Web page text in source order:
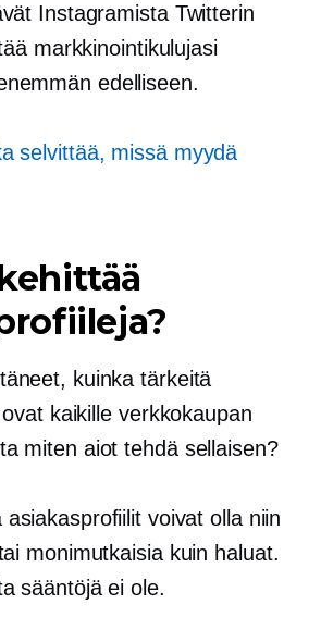
Instagramista Twitterin
markkinointikulujasi
edelliseen.
selvittää, missä myydä
kuinka tärkeitä
kaikille verkkokaupan
miten aiot tehdä sellaisen?
voivat olla niin
monimutkaisia ​​kuin haluat.
sääntöjä ei ole.